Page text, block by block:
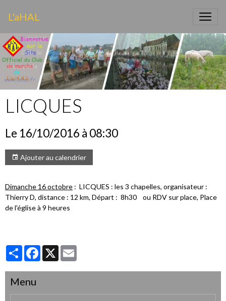
L'aHAL
LICQUES
Le 16/10/2016 à 08:30
Ajouter au calendrier
Dimanche 16 octobre : LICQUES : les 3 chapelles, organisateur :
Thierry D, distance : 12 km, Départ : 8h30 ou RDV sur place, Place
de l'église à 9 heures
PartagerFacebook
X
Menu